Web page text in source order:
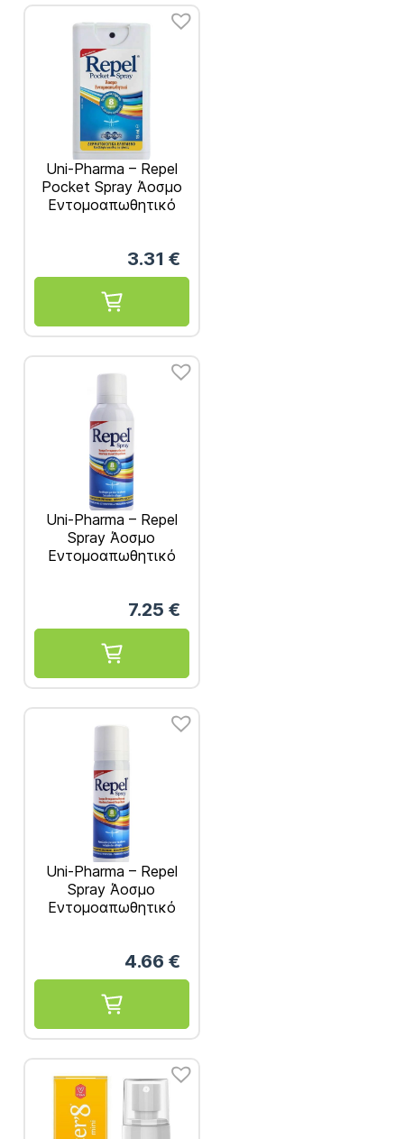
Uni-Pharma – Repel
Pocket Spray Άοσμο
Εντομοαπωθητικό
3.31 €
Uni-Pharma – Repel
Spray Άοσμο
Εντομοαπωθητικό
7.25 €
Uni-Pharma – Repel
Spray Άοσμο
Εντομοαπωθητικό
4.66 €